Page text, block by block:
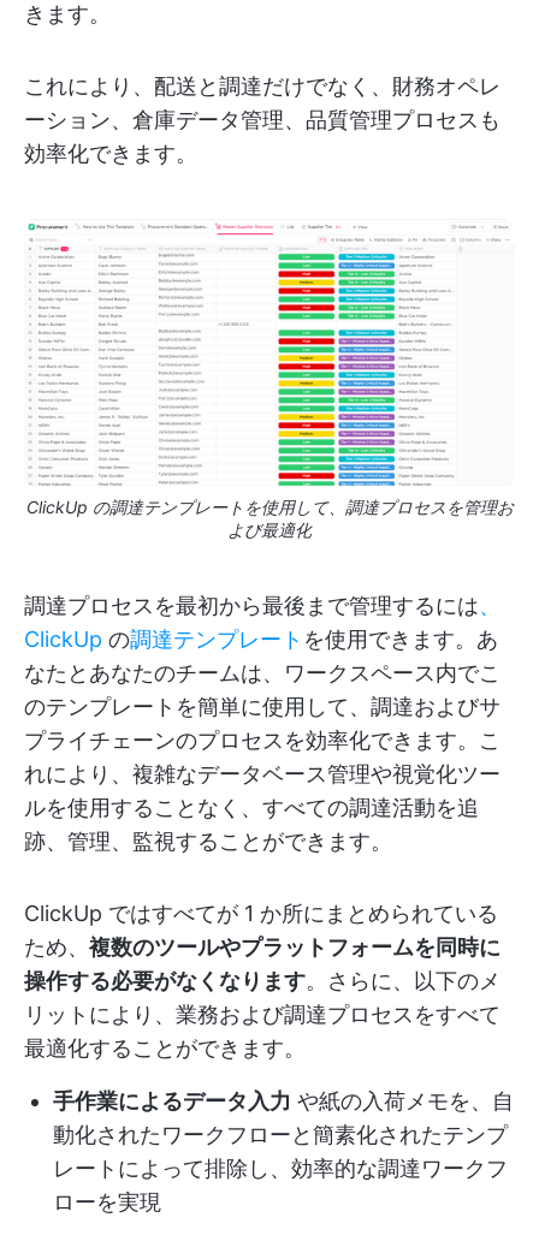
きます。
これにより、配送と調達だけでなく、財務オペレ
ーション、倉庫データ管理、品質管理プロセスも
効率化できます。
ClickUp の調達テンプレートを使用して、調達プロセスを管理お
よび最適化
調達プロセスを最初から最後まで管理するには、
ClickUp の調達テンプレート を使用できます。あ
なたとあなたのチームは、ワークスペース内でこ
のテンプレートを簡単に使用して、調達およびサ
プライチェーンのプロセスを効率化できます。こ
れにより、複雑なデータベース管理や視覚化ツー
ルを使用することなく、すべての調達活動を追
跡、管理、監視することができます。
ClickUp ではすべてが 1 か所にまとめられている
ため、 複数のツールやプラットフォームを同時に
操作する必要がなくなります。さらに、以下のメ
リットにより、業務および調達プロセスをすべて
最適化することができます。
手作業によるデータ入力 や紙の入荷メモを、自
動化されたワークフローと簡素化されたテンプ
レートによって排除し、効率的な調達ワークフ
ローを実現